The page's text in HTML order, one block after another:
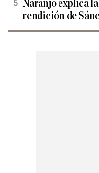
Naranjo explica
rendición de